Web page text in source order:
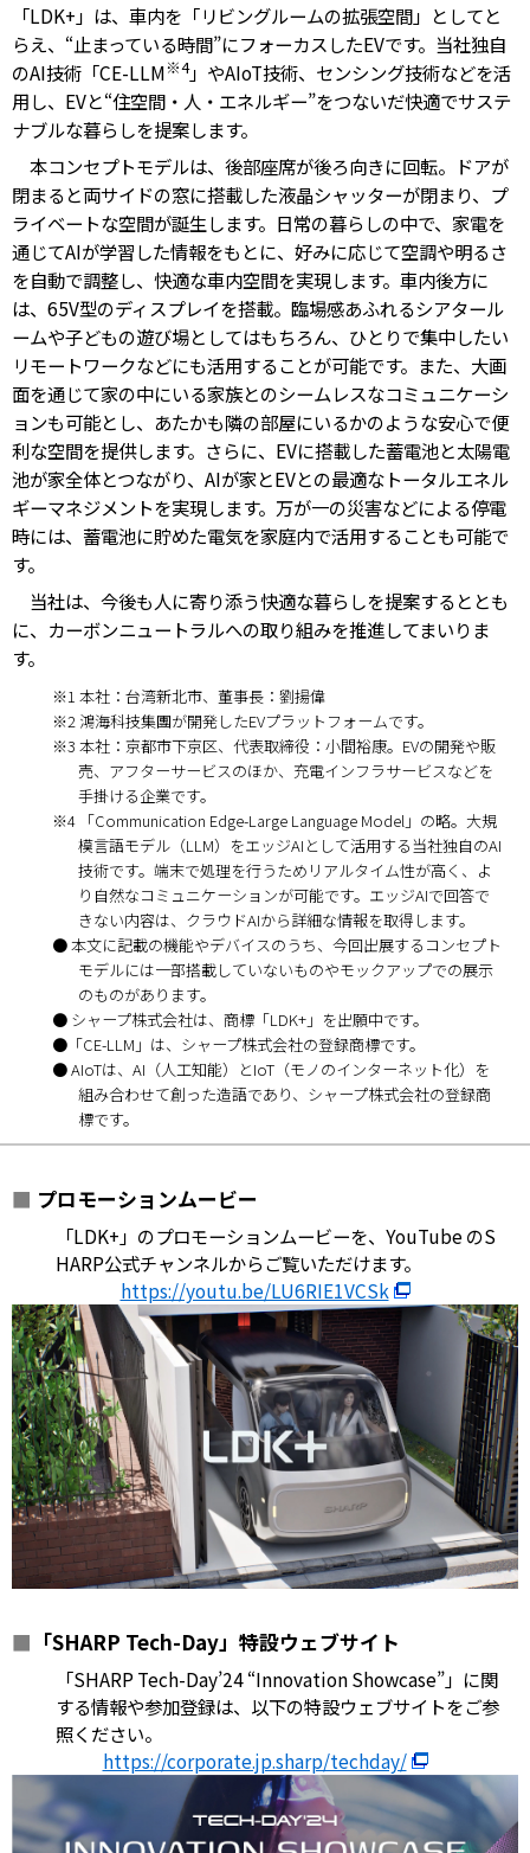
「LDK+」は、車内を「リビングルームの拡張空間」としてと
らえ、“止まっている時間”にフォーカスしたEVです。当社独自
のAI技術「CE-LLM※4」やAIoT技術、センシング技術などを活
用し、EVと“住空間・人・エネルギー”をつないだ快適でサステ
ナブルな暮らしを提案します。
本コンセプトモデルは、後部座席が後ろ向きに回転。ドアが
閉まると両サイドの窓に搭載した液晶シャッターが閉まり、プ
ライベートな空間が誕生します。日常の暮らしの中で、家電を
通じてAIが学習した情報をもとに、好みに応じて空調や明るさ
を自動で調整し、快適な車内空間を実現します。車内後方に
は、65V型のディスプレイを搭載。臨場感あふれるシアタール
ームや子どもの遊び場としてはもちろん、ひとりで集中したい
リモートワークなどにも活用することが可能です。また、大画
面を通じて家の中にいる家族とのシームレスなコミュニケーシ
ョンも可能とし、あたかも隣の部屋にいるかのような安心で便
利な空間を提供します。さらに、EVに搭載した蓄電池と太陽電
池が家全体とつながり、AIが家とEVとの最適なトータルエネル
ギーマネジメントを実現します。万が一の災害などによる停電
時には、蓄電池に貯めた電気を家庭内で活用することも可能で
す。
当社は、今後も人に寄り添う快適な暮らしを提案するととも
に、カーボンニュートラルへの取り組みを推進してまいりま
す。
※1 本社：台湾新北市、董事長：劉揚偉
※2 鴻海科技集團が開発したEVプラットフォームです。
※3 本社：京都市下京区、代表取締役：小間裕康。EVの開発や販
売、アフターサービスのほか、充電インフラサービスなどを
手掛ける企業です。
※4 「Communication Edge-Large Language Model」の略。大規
模言語モデル（LLM）をエッジAIとして活用する当社独自のAI
技術です。端末で処理を行うためリアルタイム性が高く、よ
り自然なコミュニケーションが可能です。エッジAIで回答で
きない内容は、クラウドAIから詳細な情報を取得します。
● 本文に記載の機能やデバイスのうち、今回出展するコンセプト
モデルには一部搭載していないものやモックアップでの展示
のものがあります。
● シャープ株式会社は、商標「LDK+」を出願中です。
●「CE-LLM」は、シャープ株式会社の登録商標です。
● AIoTは、AI（人工知能）とIoT（モノのインターネット化）を
組み合わせて創った造語であり、シャープ株式会社の登録商
標です。
■ プロモーションムービー
「LDK+」のプロモーションムービーを、YouTube のS
HARP公式チャンネルからご覧いただけます。
https://youtu.be/LU6RIE1VCSk
■ 「SHARP Tech-Day」特設ウェブサイト
「SHARP Tech-Day’24 “Innovation Showcase”」に関
する情報や参加登録は、以下の特設ウェブサイトをご参
照ください。
https://corporate.jp.sharp/techday/